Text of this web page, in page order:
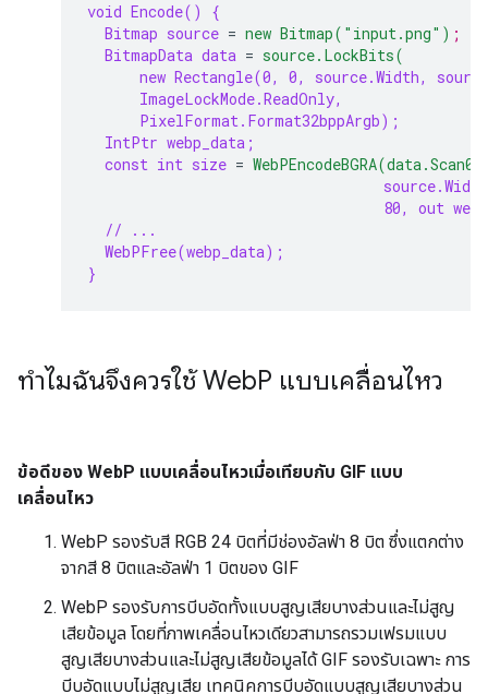
void Encode() {
Bitmap source = new Bitmap("input.png") ;
BitmapData data = source.LockBits(
new Rectangle(0, 0, source.Width,
ImageLockMode.ReadOnly,
PixelFormat.Format32bppArgb);
IntPtr webp_data;
const int size = WebPEncodeBGRA(data.Scan0,
80, out
// ...
WebPFree(webp_data);
}
ทำไมฉันจึงควรใช้ WebP แบบเคลื่อนไหว
ข้อดีของ WebP แบบเคลื่อนไหวเมื่อเทียบกับ GIF แบบ
เคลื่อนไหว
WebP รองรับสี RGB 24 บิตที่มีช่องอัลฟ่า 8 บิต ซึ่งแตกต่าง
จากสี 8 บิตและอัลฟ่า 1 บิตของ GIF
WebP รองรับการบีบอัดทั้งแบบสูญเสียบางส่วนและไม่สูญ
เสียข้อมูล โดยที่ภาพเคลื่อนไหวเดียวสามารถรวมเฟรมแบบ
สูญเสียบางส่วนและไม่สูญเสียข้อมูลได้ GIF รองรับเฉพาะ การ
บีบอัดแบบไม่สูญเสีย เทคนิคการบีบอัดแบบสูญเสียบางส่วน